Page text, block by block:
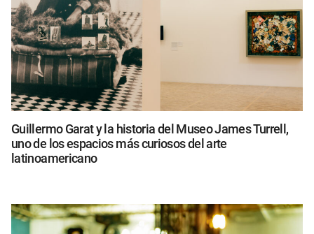
Guillermo Garat y la historia del Museo James Turrell,
uno de los espacios más curiosos del arte
latinoamericano